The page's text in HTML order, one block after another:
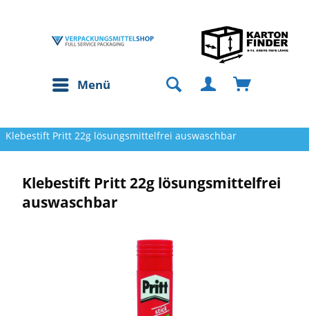
Menü
Klebestift Pritt 22g lösungsmittelfrei auswaschbar
Klebestift Pritt 22g lösungsmittelfrei
auswaschbar